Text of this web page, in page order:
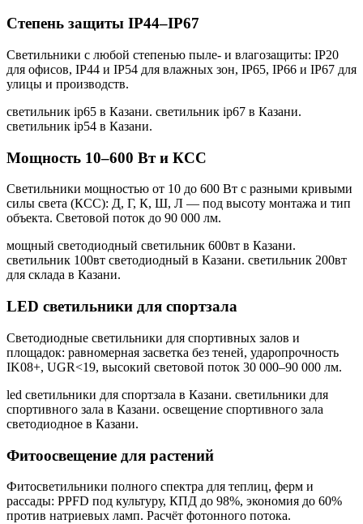
Степень защиты IP44–IP67
Светильники с любой степенью пыле- и влагозащиты: IP20
для офисов, IP44 и IP54 для влажных зон, IP65, IP66 и IP67 для
улицы и производств.
светильник ip65 в Казани. светильник ip67 в Казани.
светильник ip54 в Казани.
Мощность 10–600 Вт и КСС
Светильники мощностью от 10 до 600 Вт с разными кривыми
силы света (КСС): Д, Г, К, Ш, Л — под высоту монтажа и тип
объекта. Световой поток до 90 000 лм.
мощный светодиодный светильник 600вт в Казани.
светильник 100вт светодиодный в Казани. светильник 200вт
для склада в Казани.
LED светильники для спортзала
Светодиодные светильники для спортивных залов и
площадок: равномерная засветка без теней, ударопрочность
IK08+, UGR<19, высокий световой поток 30 000–90 000 лм.
led светильники для спортзала в Казани. светильники для
спортивного зала в Казани. освещение спортивного зала
светодиодное в Казани.
Фитоосвещение для растений
Фитосветильники полного спектра для теплиц, ферм и
рассады: PPFD под культуру, КПД до 98%, экономия до 60%
против натриевых ламп. Расчёт фотонного потока.